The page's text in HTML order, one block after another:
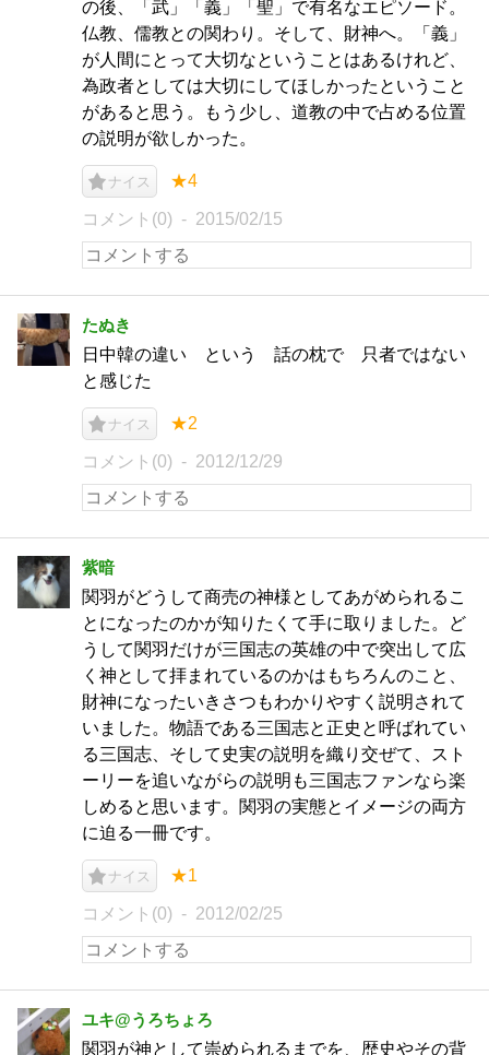
の後、「武」「義」「聖」で有名なエピソード。
仏教、儒教との関わり。そして、財神へ。「義」
が人間にとって大切なということはあるけれど、
為政者としては大切にしてほしかったということ
があると思う。もう少し、道教の中で占める位置
の説明が欲しかった。
ナイス ★4
コメント(0) 2015/02/15
たぬき
日中韓の違い という 話の枕で 只者ではない
と感じた
ナイス ★2
コメント(0) 2012/12/29
紫暗
関羽がどうして商売の神様としてあがめられるこ
とになったのかが知りたくて手に取りました。ど
うして関羽だけが三国志の英雄の中で突出して広
く神として拝まれているのかはもちろんのこと、
財神になったいきさつもわかりやすく説明されて
いました。物語である三国志と正史と呼ばれてい
る三国志、そして史実の説明を織り交ぜて、スト
ーリーを追いながらの説明も三国志ファンなら楽
しめると思います。関羽の実態とイメージの両方
に迫る一冊です。
ナイス ★1
コメント(0) 2012/02/25
ユキ@うろちょろ
関羽が神として崇められるまでを、歴史やその背